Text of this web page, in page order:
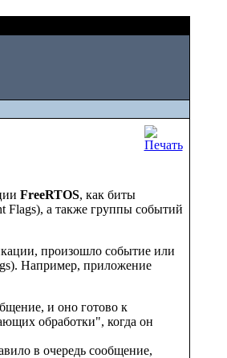
FreeRTOS, как биты
Flags), а также группы событий
произошло событие или
Например, приложение
и оно готово к
обработки", когда он
в очередь сообщение,